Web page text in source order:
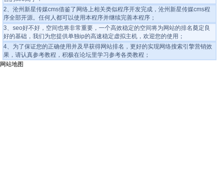
2、沧州新星传媒cms借鉴了网络上相关类似程序开发完成， 沧州新星传媒cms程
序全部开源。任何人都可以使用本程序并继续完善本程序；
3、seo好不好，空间也将非常重要，一个高效稳定的空间将为网站的排名奠定良
好的基础，我们为您提供单独ip的高速稳定虚拟主机 ，欢迎您的使用；
4、为了保证您的正确使用并及早获得网站排名，更好的实现网络搜索引擎营销效
果，请认真参考教程，积极在论坛里学习参考各类教程；
网站地图